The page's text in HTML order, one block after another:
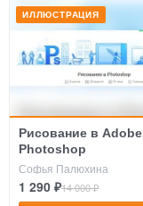
ИЛЛЮСТРАЦИЯ
Рисование в Adobe
Photoshop
Софья Палюхина
1 290 ₽14 000 ₽